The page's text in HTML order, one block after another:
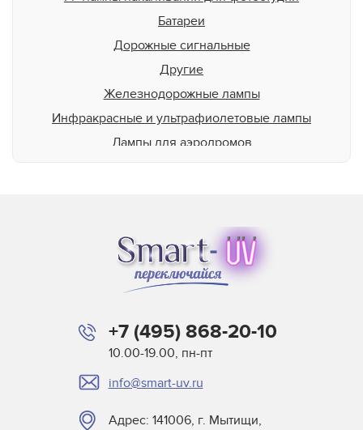
Батареи
Дорожные сигнальные
Другие
Железнодорожные лампы
Инфракрасные и ультрафиолетовые лампы
Лампы для аэродромов
Лампы для животных
Для освещения бассейна
Для подсветки пищевой продукции
Для типографий и фотолабораторий
Лампы общего назначения
Миниатюрные лампы
Морские
+7 (495) 868-20-10
10.00-19.00, пн-пт
info@smart-uv.ru
Адрес: 141006, г. Мытищи,